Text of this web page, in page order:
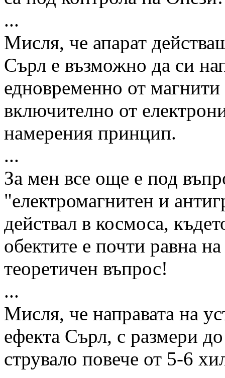
...
Мисля, че апарат
Сърл е възможно да си
едновременно от
включително от
намерения принцип.
...
За мен все още е под
"електромагнитен и
действал в космоса,
обектите е почти равна
теоретичен въпрос!
...
Мисля, че направата на
ефекта Сърл, с размери
струвало повече от 5-6